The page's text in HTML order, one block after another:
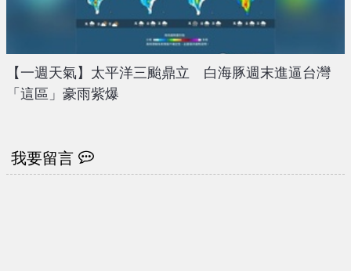
【一週天氣】太平洋三颱鼎立 白海豚週末進逼台灣
「這區」豪雨紫爆
我要留言